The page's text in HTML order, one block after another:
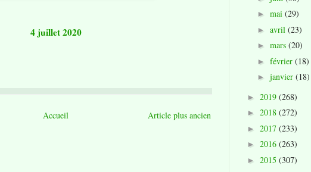
4 juillet 2020
Article plus ancien
Accueil
► mai (29)
► avril (23)
► mars (20)
► février (18)
► janvier (18)
► 2019 (268)
► 2018 (272)
► 2017 (233)
► 2016 (263)
► 2015 (307)